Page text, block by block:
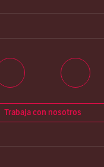
Trabaja con nosotros